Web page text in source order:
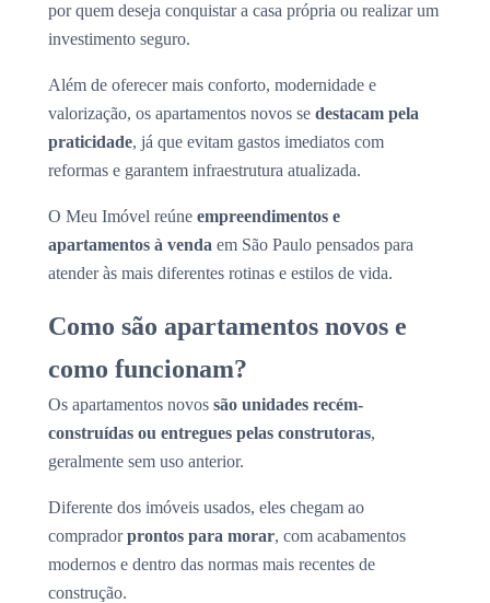
por quem deseja conquistar a casa própria ou realizar um
investimento seguro.
Além de oferecer mais conforto, modernidade e
valorização, os apartamentos novos se destacam pela
praticidade, já que evitam gastos imediatos com
reformas e garantem infraestrutura atualizada.
O Meu Imóvel reúne empreendimentos e
apartamentos à venda em São Paulo pensados para
atender às mais diferentes rotinas e estilos de vida.
Como são apartamentos novos e
como funcionam?
Os apartamentos novos são unidades recém-
construídas ou entregues pelas construtoras,
geralmente sem uso anterior.
Diferente dos imóveis usados, eles chegam ao
compradorprontos para morar, com acabamentos
modernos e dentro das normas mais recentes de
construção.